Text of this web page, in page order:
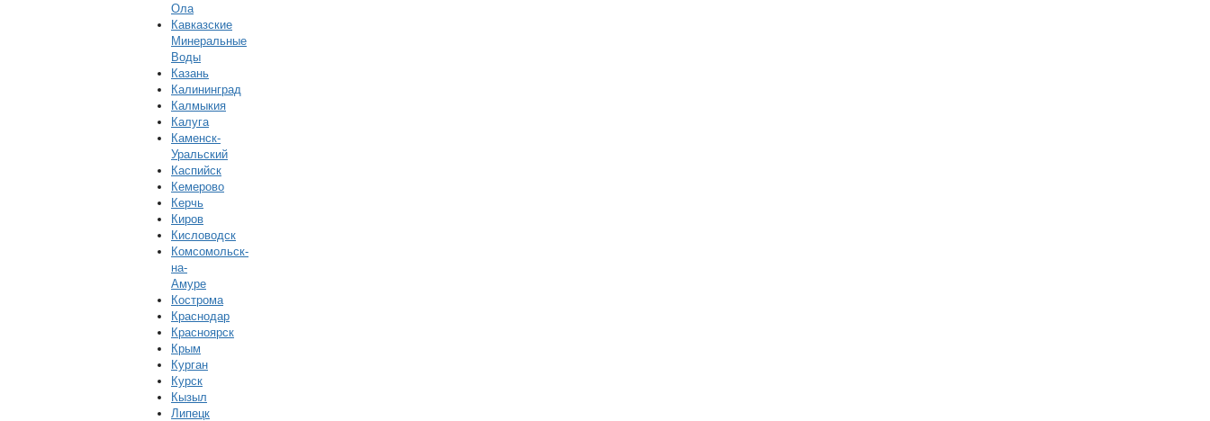
Ола
Кавказские
Минеральные
Воды
Казань
Калининград
Калмыкия
Калуга
Каменск-
Уральский
Каспийск
Кемерово
Керчь
Киров
Кисловодск
Комсомольск-
на-
Амуре
Кострома
Краснодар
Красноярск
Крым
Курган
Курск
Кызыл
Липецк